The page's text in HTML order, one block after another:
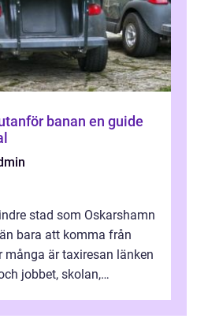
banan en guide
stad som Oskarshamn
bara att komma från
många är taxiresan länken
jobbet, skolan,